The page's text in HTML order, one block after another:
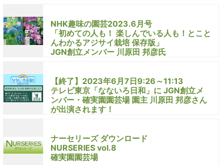
NHK趣味の園芸2023.6月号
「初めての人も！ 楽しんでいる人も！とこと
んわかるアジサイ栽培 保存版」
JGN創立メンバー 川原田 邦彦氏
【終了】2023年6月7日9:26～11:13
テレビ東京「なないろ日和」に JGN創立メ
ンバー・確実園園芸場 園主 川原田 邦彦さん
が出演されます！
ナーセリーズ ダウンロード
NURSERIES vol.8
確実園園芸場